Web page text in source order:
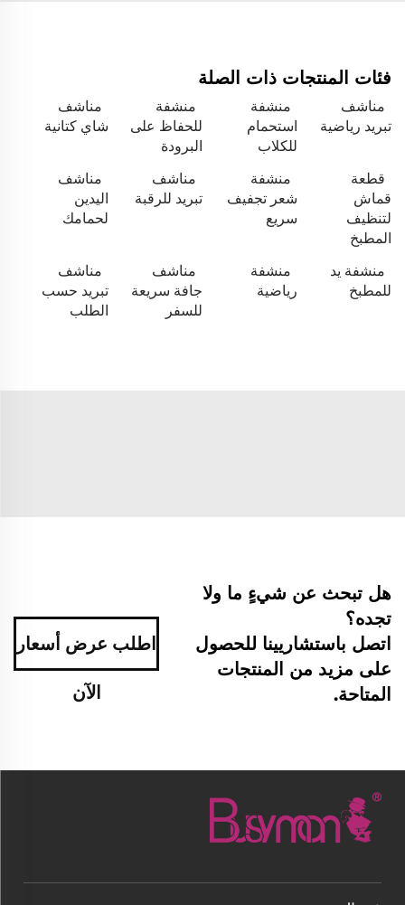
فئات المنتجات ذات الصلة
مناشف
تبريد رياضية
منشفة
استحمام
للكلاب
منشفة
للحفاظ على
البرودة
مناشف
شاي كتانية
قطعة
قماش
لتنظيف
المطبخ
منشفة
شعر تجفيف
سريع
مناشف
تبريد للرقبة
مناشف
اليدين
لحمامك
منشفة يد
للمطبخ
منشفة
رياضية
مناشف
جافة سريعة
للسفر
مناشف
تبريد حسب
الطلب
هل تبحث عن شيءٍ ما ولا
تجده؟
اتصل باستشاريينا للحصول
على مزيد من المنتجات
المتاحة.
اطلب عرض أسعار
الآن